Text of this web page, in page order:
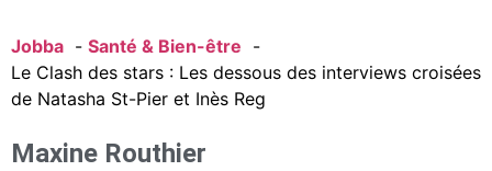
Jobba
Santé & Bien-être
Le Clash des stars : Les dessous des interviews croisées
de Natasha St-Pier et Inès Reg
Maxine Routhier